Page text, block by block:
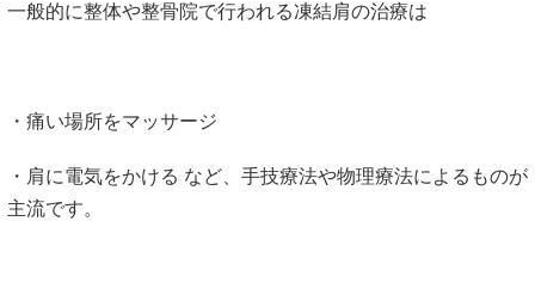
一般的に整体や整骨院で行われる凍結肩の治療は
・痛い場所をマッサージ
・肩に電気をかける など、手技療法や物理療法によるものが
主流です。